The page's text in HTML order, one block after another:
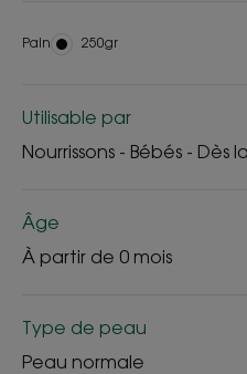
Pain Pain
250gr
Utilisable par
Nourrissons - Bébés - Dès
Âge
À partir de 0 mois
Type de peau
Peau normale